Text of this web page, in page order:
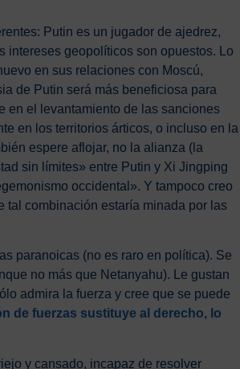
Putin es un jugador de ajedrez,
intereses geopolíticos son opuestos. Lo
en sus relaciones con Moscú,
de Putin será más beneficiosa para
en el levantamiento de las sanciones
en los territorios árticos, o incluso en la
espere aflojar, no la alianza (la
sin límites» entre Putin y Xi Jingping
occidental». Y tampoco creo
tal combinación estaría minada por las
paranoicas (no es raro en política). Se
no más que Netanyahu). Le gustan
admira la fuerza y cree que se puede
de fuerzas sustituye al derecho, lo
y cansado, incapaz de resolver